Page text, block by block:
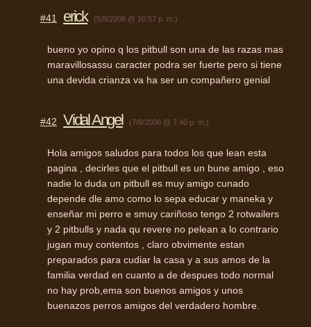
#41 erick (5/8/2006 @ 10:57 p. m.)
bueno yo opino q los pitbull son una de las razas mas
maravillosassu caracter podra ser fuerte pero si tiene
una devida crianza va ha ser un compañero genial
#42 Vidal Angel (7/8/2006 @ 7:40 p. m.)
Hola amigos saludos para todos los que lean esta
pagina , decirles que el pitbull es un bune amigo , eso
nadie lo duda un pitbull es muy amigo cunado
depende dle amo como lo sepa educar y maneka y
enseñar mi perro e smuy cariñoso tengo 2 rotwailers
y 2 pitbulls y nada qu revere no pelean a lo contrario
jugan muy contentos , claro obvimente estan
preparados para cudiar la casa y a sus amos de la
familia verdad en cuanto a de despues todo normal
no hay prob,ema son buenos amigos y unos
buenazos perros amigos del verdadero hombre.